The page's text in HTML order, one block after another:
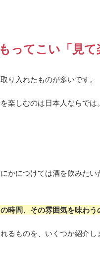
ってこい「見
り入れたものが多いです。
楽しむのは日本人ならでは。
かにつけては酒を飲みたい
時間、その雰囲気を味わう
るものを、いくつか紹介し